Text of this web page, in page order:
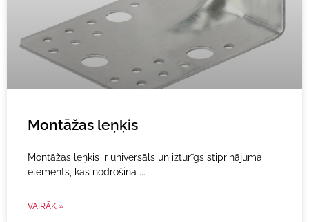
Montāžas leņķis
Montāžas leņķis ir universāls un izturīgs stiprinājuma
elements, kas nodrošina
VAIRĀK »